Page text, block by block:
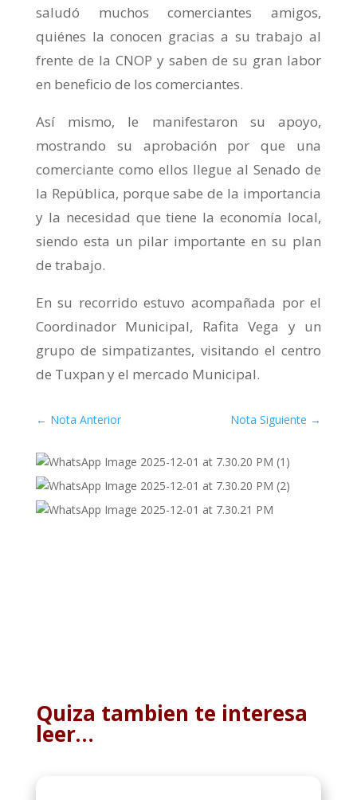
saludó muchos comerciantes amigos,
quiénes la conocen gracias a su trabajo al
frente de la CNOP y saben de su gran labor
en beneficio de los comerciantes.
Así mismo, le manifestaron su apoyo,
mostrando su aprobación por que una
comerciante como ellos llegue al Senado de
la República, porque sabe de la importancia
y la necesidad que tiene la economía local,
siendo esta un pilar importante en su plan
de trabajo.
En su recorrido estuvo acompañada por el
Coordinador Municipal, Rafita Vega y un
grupo de simpatizantes, visitando el centro
de Tuxpan y el mercado Municipal.
← Nota Anterior Nota Siguiente →
Quiza tambien te interesa
leer…